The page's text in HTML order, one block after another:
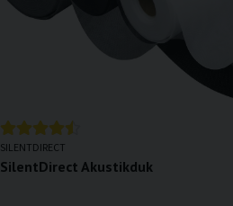
SILENTDIRECT
SilentDirect Akustikduk